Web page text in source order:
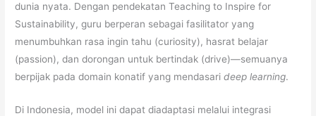
dunia nyata. Dengan pendekatan Teaching to Inspire for
Sustainability, guru berperan sebagai fasilitator yang
menumbuhkan rasa ingin tahu (curiosity), hasrat belajar
(passion), dan dorongan untuk bertindak (drive)—semuanya
berpijak pada domain konatif yang mendasarideep learning.
Di Indonesia, model ini dapat diadaptasi melalui integrasi